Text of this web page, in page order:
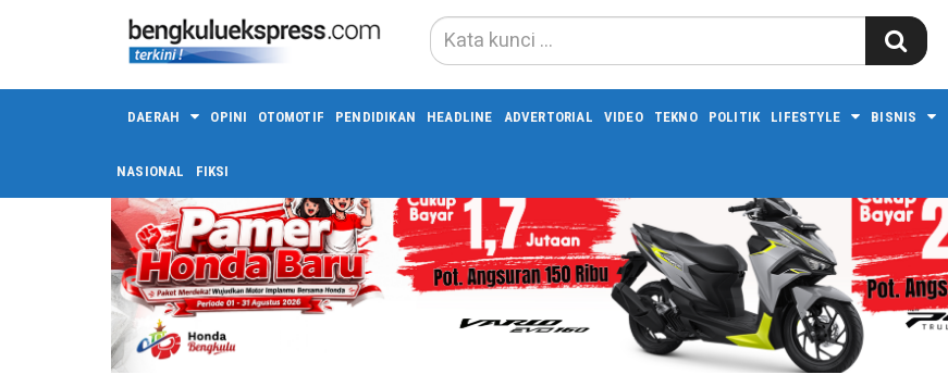
DAERAH OPINI OTOMOTIF PENDIDIKAN HEADLINE ADVERTORIAL VIDEO TEKNO POLITIK LIFESTYLE BISNIS
NASIONAL FIKSI